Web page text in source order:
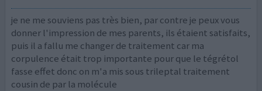
je ne me souviens pas très bien, par contre je peux vous
donner l'impression de mes parents, ils étaient satisfaits,
puis il a fallu me changer de traitement car ma
corpulence était trop importante pour que le tégrétol
fasse effet donc on m'a mis sous trileptal traitement
cousin de par la molécule